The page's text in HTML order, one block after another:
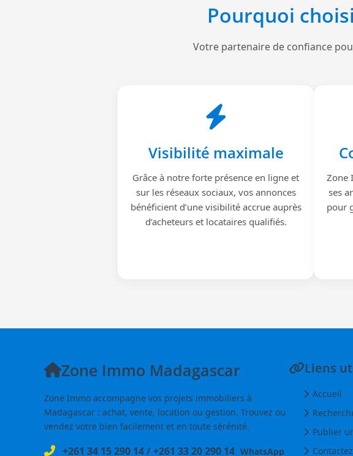
Pourquoi
Votre partenaire de confiance
Visibilité maximale
Grâce à notre forte présence en ligne et
sur les réseaux sociaux, vos annonces
bénéficient d’une visibilité accrue auprès
d’acheteurs et locataires qualifiés.
Zone
ses
pour
Zone Immo Madagascar
Zone Immo accompagne vos projets immobiliers à
Madagascar : achat, vente, location ou gestion. Trouvez ou
vendez votre bien facilement et en toute sérénité.
+261 34 15 290 14/+261 33 20 290 14 WhatsApp
Liens
Accueil
Publier